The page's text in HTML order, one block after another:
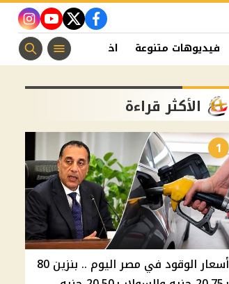
facebook
twitter
youtube
فيديوهات متنوعة اخبار الفن منوعات
الأكثر قراءة
1
أسعار الوقود في مصر اليوم .. بنزين 80